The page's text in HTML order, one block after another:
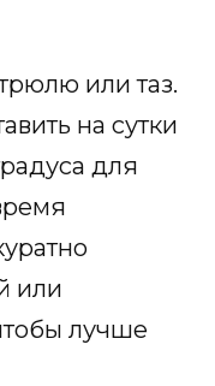
или таз.
на сутки
для
или
лучше